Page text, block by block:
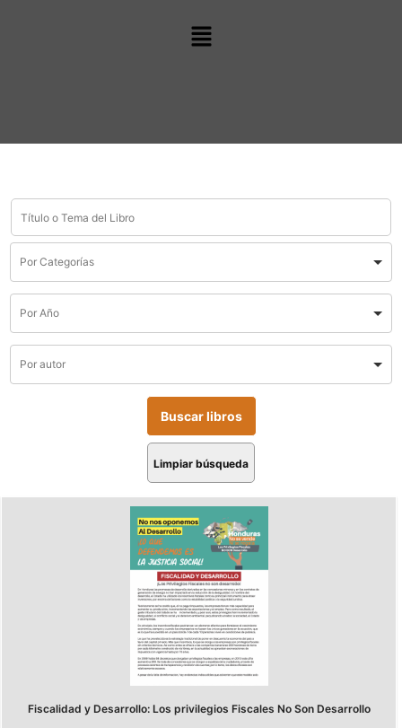
Limpiar búsqueda
Fiscalidad y Desarrollo: Los privilegios Fiscales No Son Desarrollo